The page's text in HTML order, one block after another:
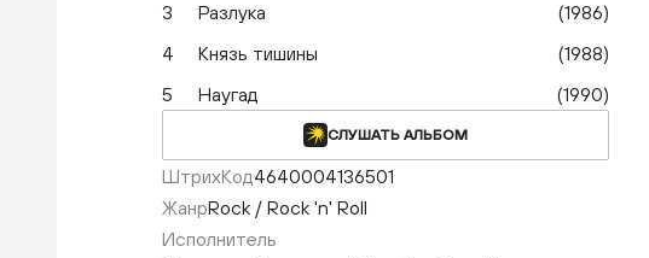
3
Разлука
(1986)
4
Князь тишины
(1988)
5
Наугад (1990)
СЛУШАТЬ АЛЬБОМ
ШтрихКод4640004136501
ЖанрRock / Rock 'n' Roll
Исполнитель